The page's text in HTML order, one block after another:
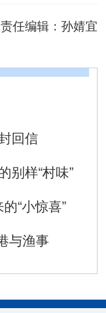
责任编辑： 孙婧宜
回信
别样“村味”
“小惊喜”
与渔事